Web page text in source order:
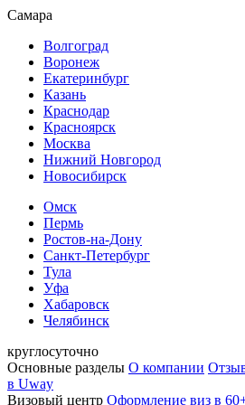
Самара
Волгоград
Воронеж
Екатеринбург
Казань
Краснодар
Красноярск
Москва
Нижний Новгород
Новосибирск
Омск
Пермь
Ростов-на-Дону
Санкт-Петербург
Тула
Уфа
Хабаровск
Челябинск
круглосуточно
Основные разделы О компании
в Uway
Визовый центр Оформление виз в